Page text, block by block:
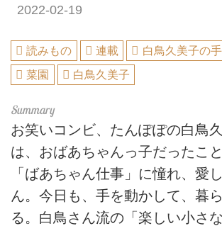
2022-02-19
読みもの 連載
白鳥久美子の
菜園
白鳥久美子
お笑いコンビ、たんぽぽの白鳥
は、おばあちゃんっ子だったこと
「ばあちゃん仕事」に憧れ、愛
ん。今日も、手を動かして、暮
る。白鳥さん流の「楽しい小さ